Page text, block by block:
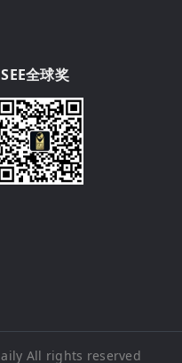
全球奖
All rights reserved